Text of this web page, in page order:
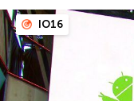
IO16